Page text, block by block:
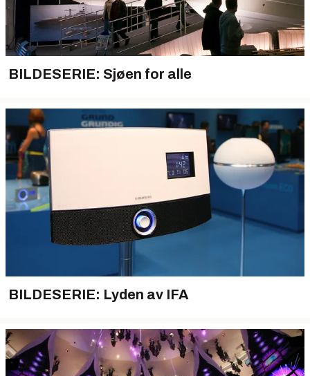
BILDESERIE: Sjøen for alle
BILDESERIE: Lyden av IFA